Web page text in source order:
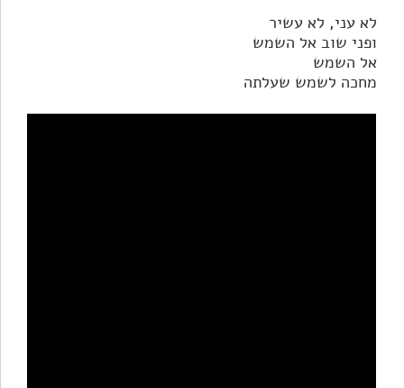
לא עני, לא עשיר
ופני שוב אל השמש
אל השמש
מחכה לשמש שעלתה